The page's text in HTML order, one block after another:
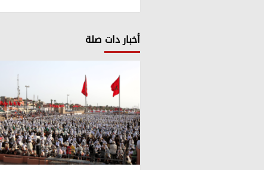
أخبار دات صلة